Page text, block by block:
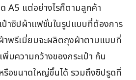
A5 แต่อย่างไรก็ตามลูกค้า
ป๋าซิปผ้าแฟชั่นในรูปแบบที่ต้องการ
ผ้าพรีเมี่ยมจะผลิตถุงผ้าตามแบบที่
มความกว้างของกระเป๋า ก้น
รือขนาดใหญ่ขึ้นได้ รวมถึงซิปรูดที่